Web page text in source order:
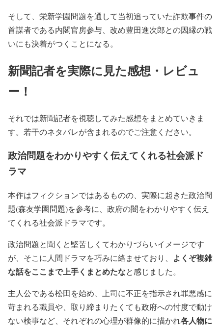
そして、栄新学園問題を通して当初追っていた詐欺事件の
首謀者である内閣官房参与、改め豊田進次郎との因縁の戦
いにも決着がつくことになる。
新聞記者を実際に見た感想・レビュ
ー！
それでは新聞記者を視聴してみた感想をまとめていきま
す。若干のネタバレが含まれるのでご注意ください。
政治問題をわかりやすく伝えてくれる社会派ド
ラマ
本作はフィクションではあるものの、実際に起きた政治問
題(森友学園問題)を参考に、政府の闇をわかりやすく伝え
てくれる社会派ドラマです。
政治問題と聞くと堅苦しくてわかりづらいイメージです
が、そこに人間ドラマを巧みに絡ませており、 よくぞ複雑
な話をここまで上手くまとめたなと感じました。
主人公である松田を始め、上司に不正を指示され罪悪感に
苛まれる職員や、取り締まりたくても政府への忖度で動け
ない検事など、それぞれの心理が群像的に描かれ各人物に